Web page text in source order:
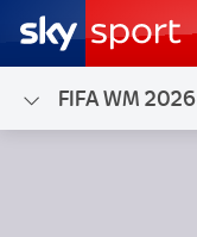
FIFA WM 2026